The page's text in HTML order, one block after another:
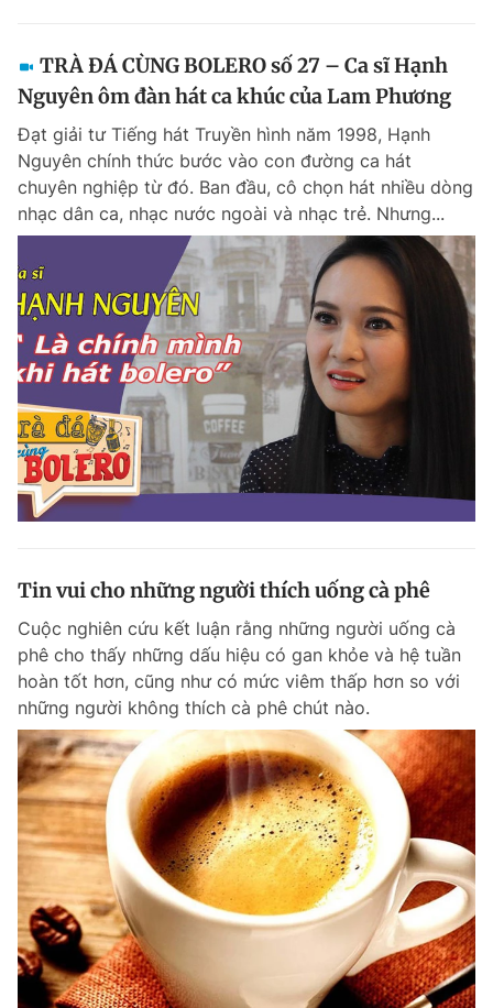
TRÀ ĐÁ CÙNG BOLERO số 27 – Ca sĩ Hạnh
Nguyên ôm đàn hát ca khúc của Lam Phương
Đạt giải tư Tiếng hát Truyền hình năm 1998, Hạnh
Nguyên chính thức bước vào con đường ca hát
chuyên nghiệp từ đó. Ban đầu, cô chọn hát nhiều dòng
nhạc dân ca, nhạc nước ngoài và nhạc trẻ. Nhưng...
Tin vui cho những người thích uống cà phê
Cuộc nghiên cứu kết luận rằng những người uống cà
phê cho thấy những dấu hiệu có gan khỏe và hệ tuần
hoàn tốt hơn, cũng như có mức viêm thấp hơn so với
những người không thích cà phê chút nào.